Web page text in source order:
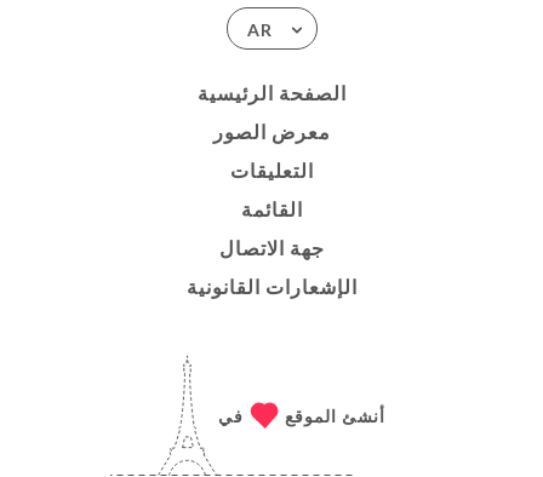
AR
الصفحة الرئيسية
معرض الصور
التعليقات
القائمة
جهة الاتصال
الإشعارات القانونية
أنشئ الموقع في